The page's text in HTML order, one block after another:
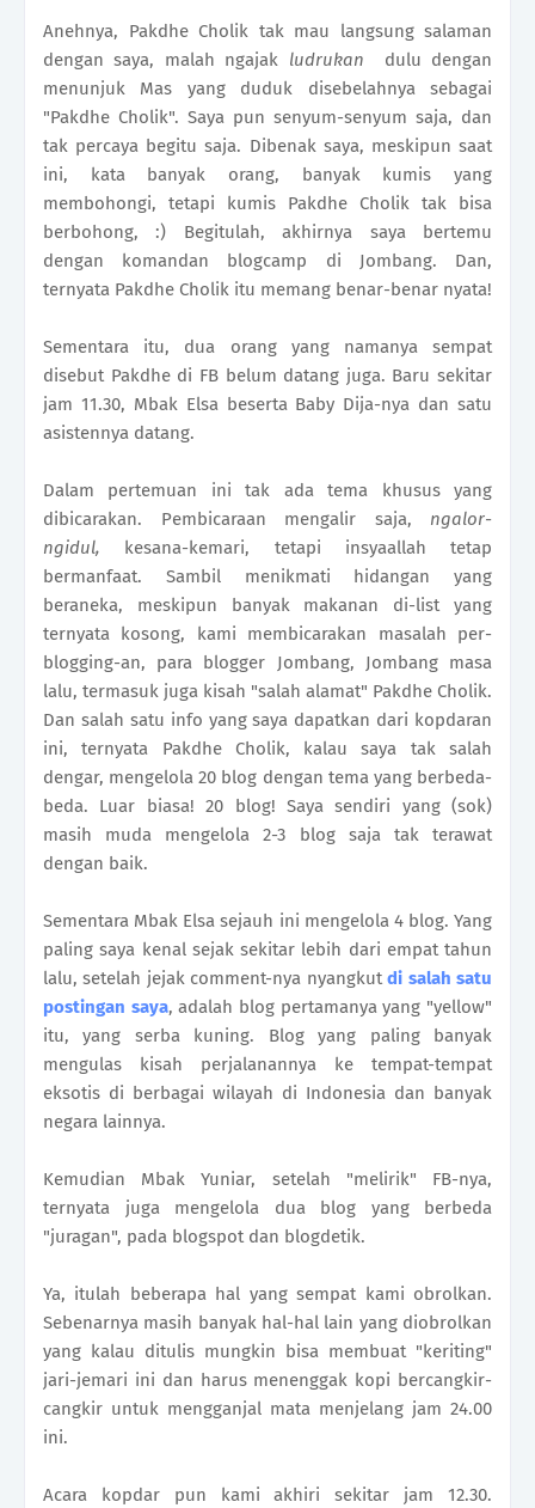
Anehnya, Pakdhe Cholik tak mau langsung salaman
dengan saya, malah ngajak ludrukan dulu dengan
menunjuk Mas yang duduk disebelahnya sebagai
"Pakdhe Cholik". Saya pun senyum-senyum saja, dan
tak percaya begitu saja. Dibenak saya, meskipun saat
ini, kata banyak orang, banyak kumis yang
membohongi, tetapi kumis Pakdhe Cholik tak bisa
berbohong, :) Begitulah, akhirnya saya bertemu
dengan komandan blogcamp di Jombang. Dan,
ternyata Pakdhe Cholik itu memang benar-benar nyata!
Sementara itu, dua orang yang namanya sempat
disebut Pakdhe di FB belum datang juga. Baru sekitar
jam 11.30, Mbak Elsa beserta Baby Dija-nya dan satu
asistennya datang.
Dalam pertemuan ini tak ada tema khusus yang
dibicarakan. Pembicaraan mengalir saja, ngalor-
ngidul, kesana-kemari, tetapi insyaallah tetap
bermanfaat. Sambil menikmati hidangan yang
beraneka, meskipun banyak makanan di-list yang
ternyata kosong, kami membicarakan masalah per-
blogging-an, para blogger Jombang, Jombang masa
lalu, termasuk juga kisah "salah alamat" Pakdhe Cholik.
Dan salah satu info yang saya dapatkan dari kopdaran
ini, ternyata Pakdhe Cholik, kalau saya tak salah
dengar, mengelola 20 blog dengan tema yang berbeda-
beda. Luar biasa! 20 blog! Saya sendiri yang (sok)
masih muda mengelola 2-3 blog saja tak terawat
dengan baik.
Sementara Mbak Elsa sejauh ini mengelola 4 blog. Yang
paling saya kenal sejak sekitar lebih dari empat tahun
lalu, setelah jejak comment-nya nyangkutdi salah satu
postingan saya, adalah blog pertamanya yang "yellow"
itu, yang serba kuning. Blog yang paling banyak
mengulas kisah perjalanannya ke tempat-tempat
eksotis di berbagai wilayah di Indonesia dan banyak
negara lainnya.
Kemudian Mbak Yuniar, setelah "melirik" FB-nya,
ternyata juga mengelola dua blog yang berbeda
"juragan", pada blogspot dan blogdetik.
Ya, itulah beberapa hal yang sempat kami obrolkan.
Sebenarnya masih banyak hal-hal lain yang diobrolkan
yang kalau ditulis mungkin bisa membuat "keriting"
jari-jemari ini dan harus menenggak kopi bercangkir-
cangkir untuk mengganjal mata menjelang jam 24.00
ini.
Acara kopdar pun kami akhiri sekitar jam 12.30.